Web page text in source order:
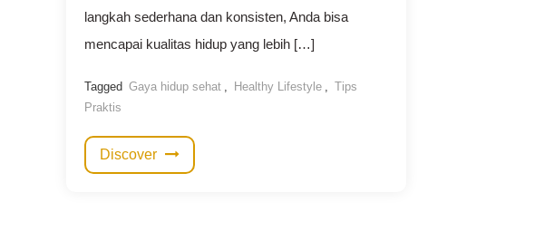
langkah sederhana dan konsisten, Anda bisa
mencapai kualitas hidup yang lebih […]
Tagged Gaya hidup sehat , Healthy Lifestyle , Tips
Praktis
Discover